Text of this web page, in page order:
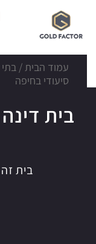
עמוד הבית/
סיעודי בחיפה
בית
בית